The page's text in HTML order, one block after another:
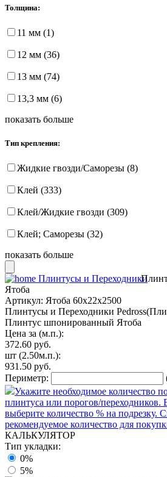
Толщина:
11 мм (1)
12 мм (36)
13 мм (74)
13,3 мм (6)
показать больше
Тип крепления:
Жидкие гвозди/Саморезы (8)
Клей (333)
Клей/Жидкие гвозди (309)
Клей; Саморезы (32)
показать больше
Плинтусы и Переходники
Ятоба
Артикул: Ятоба 60x22x2500
Плинтусы и Переходники
Плинтус шпонированный Ятоба
Цена за (м.п.):
372.60 руб.
шт (2.50м.п.):
931.50 руб.
Периметр:
Укажите необходимое количество
плинтуса или порогов/
выберите количество % на подрезку.
рекомендуемое количество для
КАЛЬКУЛЯТОР
Тип укладки:
0%
5%